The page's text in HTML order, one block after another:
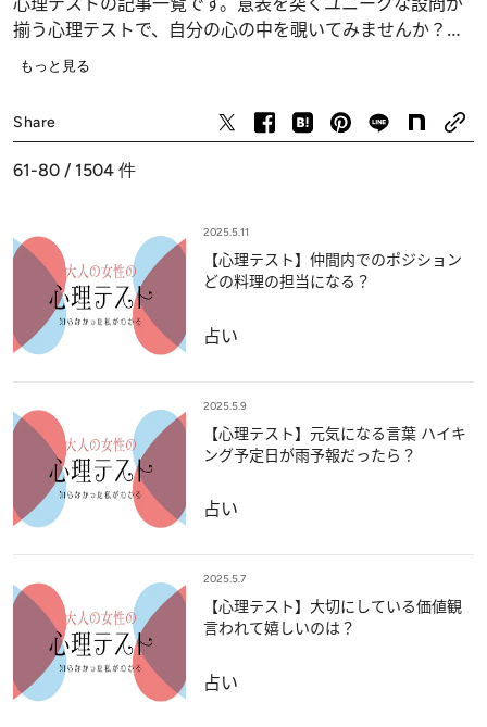
揃う心理テストで、自分の心の中を覗いてみませんか？
恋愛、仕事、人間関係の深層心理……、自分でも気づかな
もっと見る
Share
61-80 / 1504 件
2025.5.11
【心理テスト】仲間内でのポジション
どの料理の担当になる？
占い
2025.5.9
【心理テスト】元気になる言葉 ハイキ
ング予定日が雨予報だったら？
占い
2025.5.7
【心理テスト】大切にしている価値観
言われて嬉しいのは？
占い